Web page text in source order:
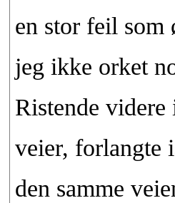
en stor feil som
jeg ikke orket
Ristende videre
veier, forlangte
den samme